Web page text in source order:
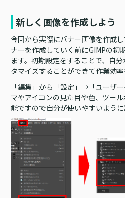
新しく画像を作成しよう
今回から実際にバナー画像を作成
ナーを作成していく前にGIMPの初
ます。初期設定をすることで、自
タマイズすることができて作業効率
「編集」から「設定」→「ユーザ
マやアイコンの見た目や色、ツー
能ですので自分が使いやすいように